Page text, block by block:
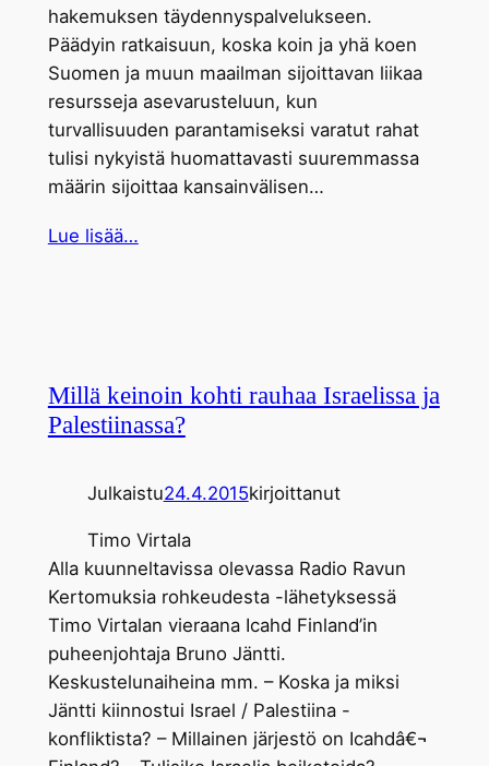
hakemuksen täydennyspalvelukseen.
Päädyin ratkaisuun, koska koin ja yhä koen
Suomen ja muun maailman sijoittavan liikaa
resursseja asevarusteluun, kun
turvallisuuden parantamiseksi varatut rahat
tulisi nykyistä huomattavasti suuremmassa
määrin sijoittaa kansainvälisen…
Lue lisää…
Millä keinoin kohti rauhaa Israelissa ja
Palestiinassa?
Julkaistu24.4.2015kirjoittanut
Timo Virtala
Alla kuunneltavissa olevassa Radio Ravun
Kertomuksia rohkeudesta -lähetyksessä
Timo Virtalan vieraana Icahd Finland’in
puheenjohtaja Bruno Jäntti.
Keskustelunaiheina mm. – Koska ja miksi
Jäntti kiinnostui Israel / Palestiina -
konfliktista? – Millainen järjestö on Icahdâ€¬